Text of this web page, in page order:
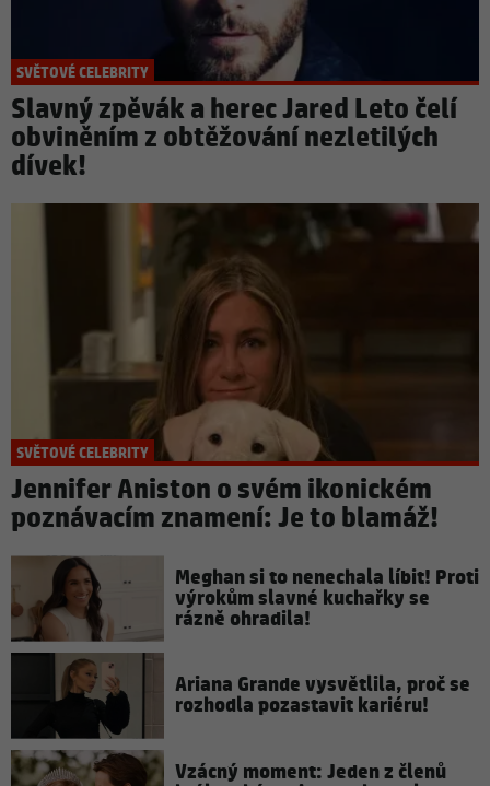
SVĚTOVÉ CELEBRITY
Slavný zpěvák a herec Jared Leto čelí
obviněním z obtěžování nezletilých
dívek!
SVĚTOVÉ CELEBRITY
Jennifer Aniston o svém ikonickém
poznávacím znamení: Je to blamáž!
Meghan si to nenechala líbit! Proti
výrokům slavné kuchařky se
rázně ohradila!
Ariana Grande vysvětlila, proč se
rozhodla pozastavit kariéru!
Vzácný moment: Jeden z členů